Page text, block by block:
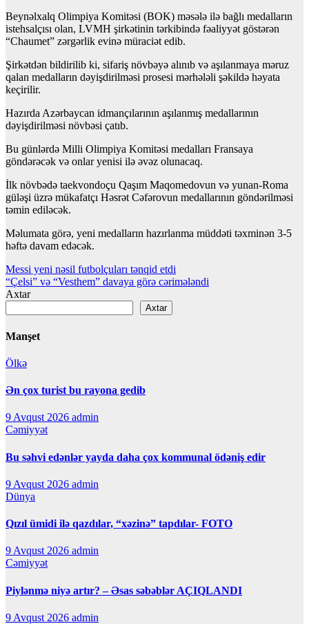
Beynəlxalq Olimpiya Komitəsi (BOK) məsələ ilə bağlı medalların
istehsalçısı olan, LVMH şirkətinin tərkibində fəaliyyət göstərən
“Chaumet” zərgərlik evinə müraciət edib.
Şirkətdən bildirilib ki, sifariş növbəyə alınıb və aşılanmaya məruz
qalan medalların dəyişdirilməsi prosesi mərhələli şəkildə həyata
keçirilir.
Hazırda Azərbaycan idmançılarının aşılanmış medallarının
dəyişdirilməsi növbəsi çatıb.
Bu günlərdə Milli Olimpiya Komitəsi medalları Fransaya
göndərəcək və onlar yenisi ilə əvəz olunacaq.
İlk növbədə taekvondoçu Qaşım Maqomedovun və yunan-Roma
güləşi üzrə mükafatçı Həsrət Cəfərovun medallarının göndərilməsi
təmin ediləcək.
Məlumata görə, yeni medalların hazırlanma müddəti təxminən 3-5
həftə davam edəcək.
Yazı
naviqasiyası
Messi yeni nəsil futbolçuları tənqid etdi
“Çelsi” və “Vesthem” davaya görə cərimələndi
Axtar
Axtar
Manşet
Ölkə
Ən çox turist bu rayona gedib
9 Avqust 2026 admin
Cəmiyyət
Bu səhvi edənlər yayda daha çox kommunal ödəniş edir
9 Avqust 2026 admin
Dünya
Qızıl ümidi ilə qazdılar, “xəzinə” tapdılar- FOTO
9 Avqust 2026 admin
Cəmiyyət
Piylənmə niyə artır? – Əsas səbəblər AÇIQLANDI
9 Avqust 2026 admin